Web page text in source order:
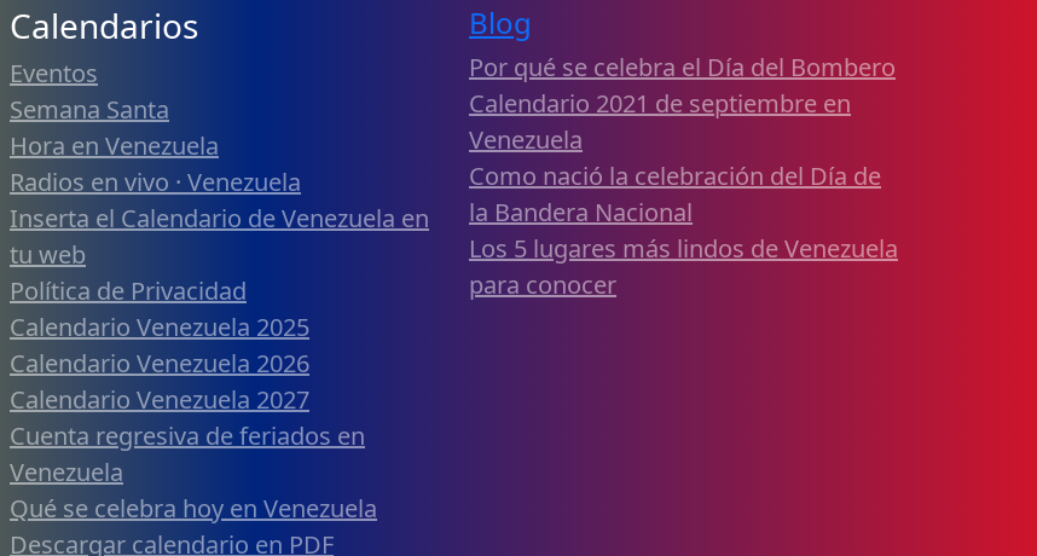
Calendarios
Eventos
Semana Santa
Hora en Venezuela
Radios en vivo · Venezuela
Inserta el Calendario de Venezuela en
tu web
Política de Privacidad
Calendario Venezuela 2025
Calendario Venezuela 2026
Calendario Venezuela 2027
Cuenta regresiva de feriados en
Venezuela
Qué se celebra hoy en Venezuela
Descargar calendario en PDF
Blog
Por qué se celebra el Día del Bombero
Calendario 2021 de septiembre en
Venezuela
Como nació la celebración del Día de
la Bandera Nacional
Los 5 lugares más lindos de Venezuela
para conocer